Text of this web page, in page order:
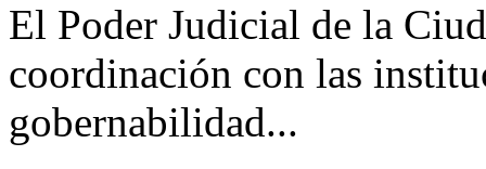
El Poder Judicial de la
coordinación con las
gobernabilidad...